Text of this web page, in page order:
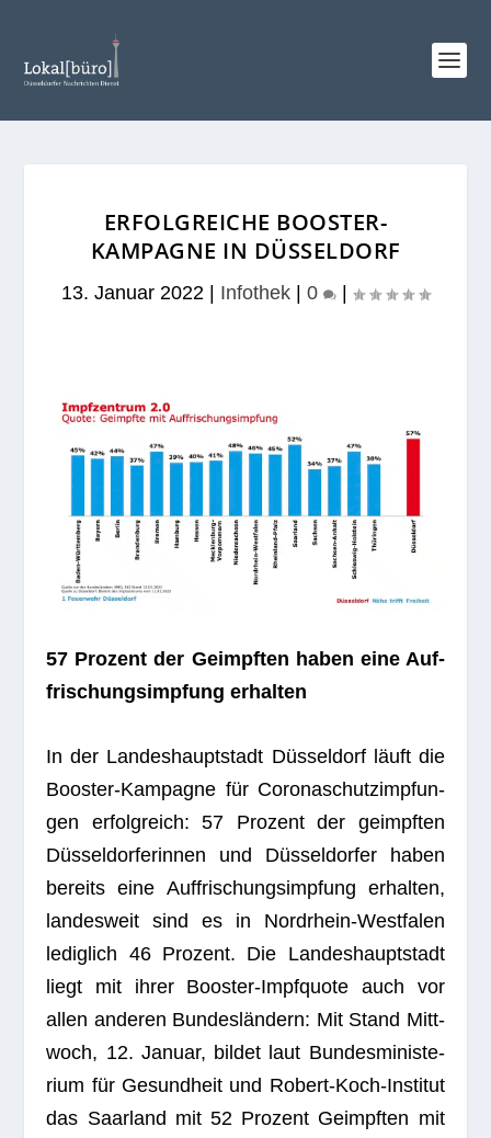
ERFOLGREICHE BOOSTER-
KAMPAGNE IN DÜSSELDORF
13. Januar 2022 Infothek 0
57 Pro­zent der Geimpf­ten haben eine Auf­
fri­schungs­imp­fung erhalten
In der Lan­des­haupt­stadt Düs­sel­dorf läuft die
Boos­ter-Kam­pa­gne für Coro­naschutz­imp­fun­
gen erfolg­reich: 57 Pro­zent der geimpf­ten
Düs­sel­dor­fe­rin­nen und Düs­sel­dor­fer haben
bereits eine Auf­fri­schungs­imp­fung erhal­ten,
lan­des­weit sind es in Nord­rhein-West­fa­len
ledig­lich 46 Pro­zent. Die Lan­des­haupt­stadt
liegt mit ihrer Boos­ter-Impf­quote auch vor
allen ande­ren Bun­des­län­dern: Mit Stand Mitt­
woch, 12. Januar, bil­det laut Bun­des­mi­nis­te­
rium für Gesund­heit und Robert-Koch-Insti­tut
das Saar­land mit 52 Pro­zent Geimpf­ten mit